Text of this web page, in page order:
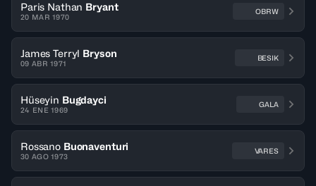
Paris Nathan Bryant
20 MAR 1970
OBRW
James Terryl Bryson
09 ABR 1971
BESIK
Hüseyin Bugdayci
24 ENE 1969
GALA
Rossano Buonaventuri
30 AGO 1973
VARES